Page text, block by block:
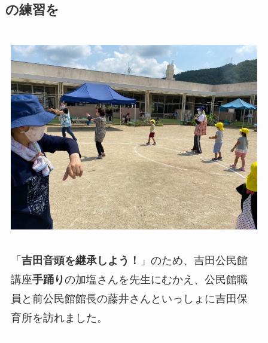
の練習を
「 吉田音頭を継承しよう！
」のため、吉田公民館
講座手踊りの加塩さんを先生にむかえ、公民館職
員と前公民館館長の藤井さんといっしょに吉田保
育所を訪れました。